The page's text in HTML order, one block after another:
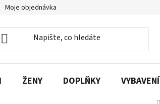
Moje objednávka
ŽENY DOPLŇKY VYBAVENÍ